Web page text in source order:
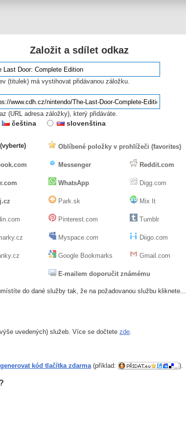
Založit a sdílet odkaz
(titulek) má vystihovat přidávanou záložku.
(URL adresa záložky), který přidáváte.
čeština slovenština
Oblíbené položky v prohlížeči (favorites)
Messenger Reddit.com
WhatsApp Digg.com
Park.sk Mix It
Pinterest.com Tumblr
Myspace.com Diigo.com
Google Bookmarks Gmail.com
E-mailem doporučit známému
do dané služby tak, že na požadovanou službu kliknete...
uvedených) služeb. Více se dočtete zde.
kód tlačítka zdarma(příklad: ).